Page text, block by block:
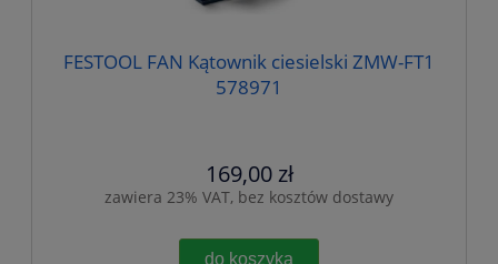
FESTOOL FAN Kątownik ciesielski ZMW-FT1
578971
169,00 zł
zawiera 23% VAT, bez kosztów dostawy
do koszyka